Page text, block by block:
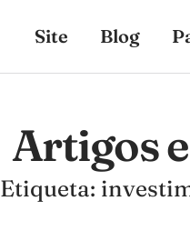
Site Blog
Artigos
Etiqueta: